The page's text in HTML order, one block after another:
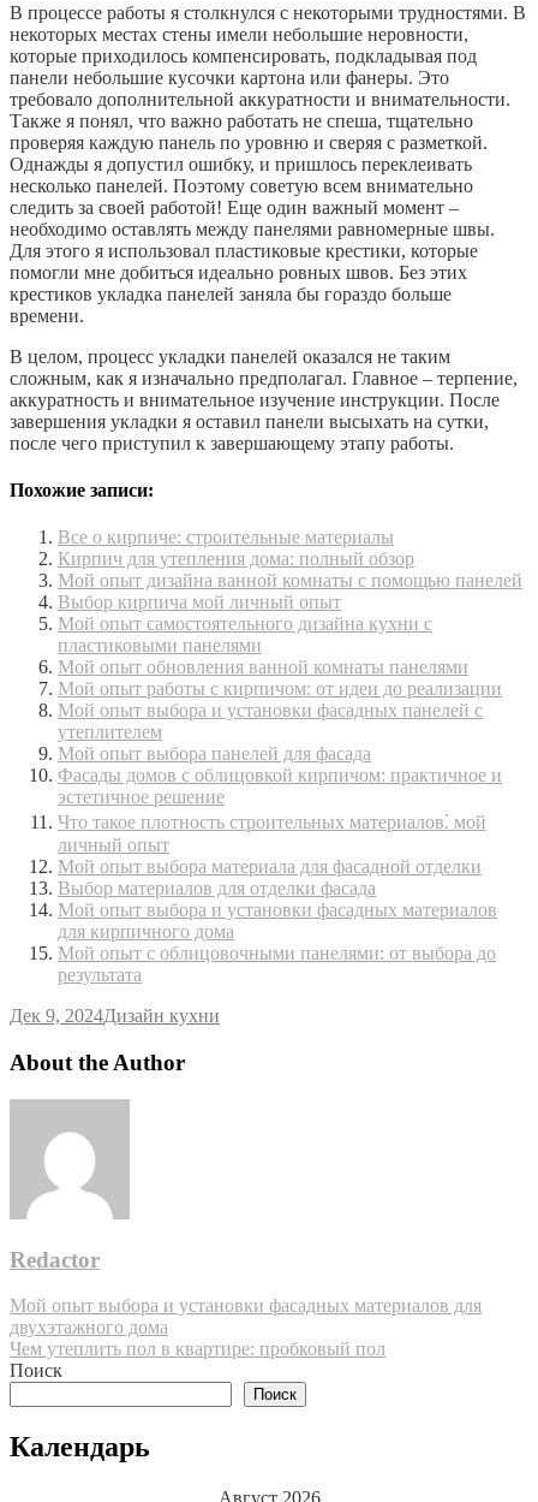
В процессе работы я столкнулся с некоторыми трудностями. В
некоторых местах стены имели небольшие неровности,
которые приходилось компенсировать, подкладывая под
панели небольшие кусочки картона или фанеры. Это
требовало дополнительной аккуратности и внимательности.
Также я понял, что важно работать не спеша, тщательно
проверяя каждую панель по уровню и сверяя с разметкой.
Однажды я допустил ошибку, и пришлось переклеивать
несколько панелей. Поэтому советую всем внимательно
следить за своей работой! Еще один важный момент –
необходимо оставлять между панелями равномерные швы.
Для этого я использовал пластиковые крестики, которые
помогли мне добиться идеально ровных швов. Без этих
крестиков укладка панелей заняла бы гораздо больше
времени.
В целом, процесс укладки панелей оказался не таким
сложным, как я изначально предполагал. Главное – терпение,
аккуратность и внимательное изучение инструкции. После
завершения укладки я оставил панели высыхать на сутки,
после чего приступил к завершающему этапу работы.
Похожие записи:
Все о кирпиче: строительные материалы
Кирпич для утепления дома: полный обзор
Мой опыт дизайна ванной комнаты с помощью панелей
Выбор кирпича мой личный опыт
Мой опыт самостоятельного дизайна кухни с
пластиковыми панелями
Мой опыт обновления ванной комнаты панелями
Мой опыт работы с кирпичом: от идеи до реализации
Мой опыт выбора и установки фасадных панелей с
утеплителем
Мой опыт выбора панелей для фасада
Фасады домов с облицовкой кирпичом: практичное и
эстетичное решение
Что такое плотность строительных материалов⁚ мой
личный опыт
Мой опыт выбора материала для фасадной отделки
Выбор материалов для отделки фасада
Мой опыт выбора и установки фасадных материалов
для кирпичного дома
Мой опыт с облицовочными панелями: от выбора до
результата
Дек 9, 2024Дизайн кухни
About the Author
Redactor
Навигация
по
записям
Мой опыт выбора и установки фасадных материалов для
двухэтажного дома
Чем утеплить пол в квартире: пробковый пол
Поиск
Поиск
Календарь
Август 2026